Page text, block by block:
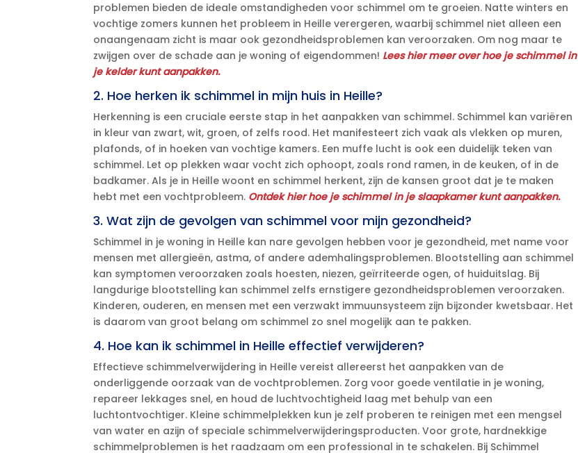
problemen bieden de ideale omstandigheden voor schimmel om te groeien.​ Natte winters en
vochtige zomers kunnen het probleem in Heille verergeren, waarbij schimmel niet alleen een
onaangenaam zicht is maar ook gezondheidsproblemen kan veroorzaken.​ Om nog maar te
zwijgen over de schade aan je woning of eigendommen! Lees hier meer over hoe je schimmel in
je kelder kunt aanpakken.​
2.​ Hoe herken ik schimmel in mijn huis in Heille?
Herkenning is een cruciale eerste stap in het aanpakken van schimmel.​ Schimmel kan variëren
in kleur van zwart, wit, groen, of zelfs rood.​ Het manifesteert zich vaak als vlekken op muren,
plafonds, of in hoeken van vochtige kamers.​ Een muffe lucht is ook een duidelijk teken van
schimmel.​ Let op plekken waar vocht zich ophoopt, zoals rond ramen, in de keuken, of in de
badkamer.​ Als je in Heille woont en schimmel herkent, zijn de kansen groot dat je te maken
hebt met een vochtprobleem.​ Ontdek hier hoe je schimmel in je slaapkamer kunt aanpakken.​
3.​ Wat zijn de gevolgen van schimmel voor mijn gezondheid?
Schimmel in je woning in Heille kan nare gevolgen hebben voor je gezondheid, met name voor
mensen met allergieën, astma, of andere ademhalingsproblemen.​ Blootstelling aan schimmel
kan symptomen veroorzaken zoals hoesten, niezen, geïrriteerde ogen, of huiduitslag.​ Bij
langdurige blootstelling kan schimmel zelfs ernstigere gezondheidsproblemen veroorzaken.​
Kinderen, ouderen, en mensen met een verzwakt immuunsysteem zijn bijzonder kwetsbaar.​ Het
is daarom van groot belang om schimmel zo snel mogelijk aan te pakken.​
4.​ Hoe kan ik schimmel in Heille effectief verwijderen?
Effectieve schimmelverwijdering in Heille vereist allereerst het aanpakken van de
onderliggende oorzaak van de vochtproblemen.​ Zorg voor goede ventilatie in je woning,
repareer lekkages snel, en houd de luchtvochtigheid laag met behulp van een
luchtontvochtiger.​ Kleine schimmelplekken kun je zelf proberen te reinigen met een mengsel
van water en azijn of speciale schimmelverwijderingsproducten.​ Voor grote, hardnekkige
schimmelproblemen is het raadzaam om een professional in te schakelen.​ Bij Schimmel